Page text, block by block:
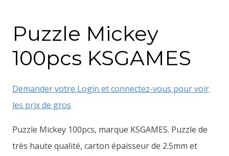
Puzzle Mickey
100pcs KSGAMES
Demander votre Login et connectez-vous pour voir
les prix de gros
Puzzle Mickey 100pcs, marque KSGAMES. Puzzle de
très haute qualité, carton épaisseur de 2.5mm et